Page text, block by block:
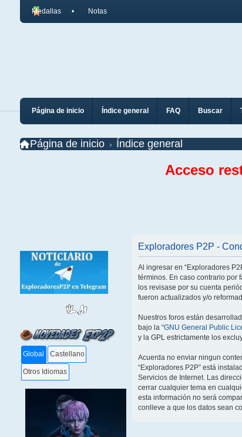
Medallas Notas
Página de inicio Índice general FAQ Buscar
Página de inicio Índice general
Acceso
Global Castellano
Otros Idiomas
Exploradores P2P -
Al ingresar en “Exploradores
términos. En caso contrario por
los revisase por su cuenta
fueron actualizados y/o
Nuestros foros están
bajo la “GNU General Public
y la GPL estrictamente los
Acuerda no enviar ningun
“Exploradores P2P” está
Servicios de Internet. Las
cerrar cualquier tema en
esta información no será
conlleve a que los datos sean